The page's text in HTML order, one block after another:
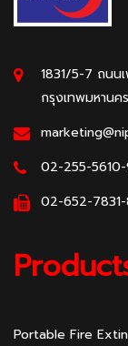
1831/5-7 ถนน
กรุงเทพมหานค
02-255-
02-652-
Portable Fire